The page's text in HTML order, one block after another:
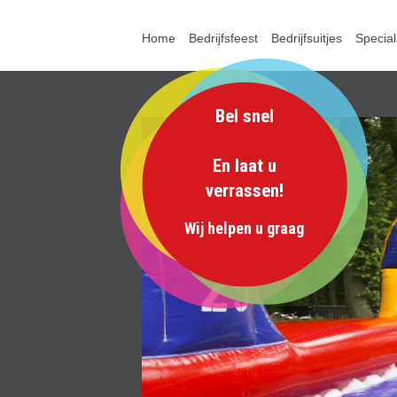
Home Bedrijfsfeest Bedrijfsuitjes
Bel snel
En laat u
verrassen!
Wij helpen u graag